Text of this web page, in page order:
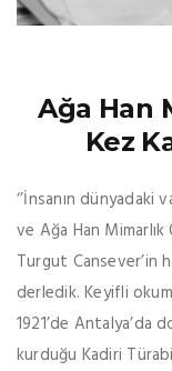
Ağa Han
Kez
‘’İnsanın dünyadaki
ve Ağa Han
Turgut Cansever’in
derledik. Keyifli
1921’de Antalya’da
kurduğu Kadiri